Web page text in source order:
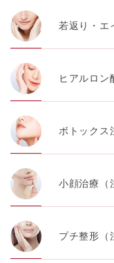
若返り・エ
ヒアルロン
ボトックス
小顔治療（
プチ整形（